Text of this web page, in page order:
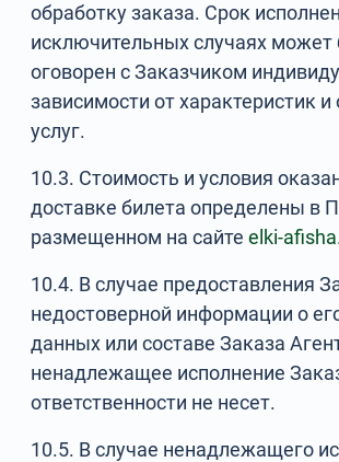
обработку заказа. Срок
исключительных случаях может
оговорен с Заказчиком
зависимости от характеристик
услуг.
10.3. Стоимость и условия
доставке билета определены в
размещенном на сайтеelki-
10.4. В случае предоставления
недостоверной информации о
данных или составе Заказа
ненадлежащее исполнение
ответственности не несет.
10.5. В случае ненадлежащего